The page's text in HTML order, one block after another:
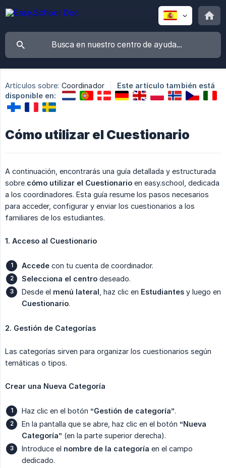
Artículos sobre: Coordinador
Este artículo también está
disponible en:
Cómo utilizar el Cuestionario
A continuación, encontrarás una guía detallada y estructurada
sobre cómo utilizar el Cuestionario en easy.school, dedicada
a los coordinadores. Esta guía resume los pasos necesarios
para acceder, configurar y enviar los cuestionarios a los
familiares de los estudiantes.
1. Acceso al Cuestionario
Accede con tu cuenta de coordinador.
Selecciona el centro deseado.
Desde el menú lateral , haz clic en Estudiantes y luego en
Cuestionario.
2. Gestión de Categorías
Las categorías sirven para organizar los cuestionarios según
temáticas o tipos.
Crear una Nueva Categoría
Haz clic en el botón “Gestión de categoría”.
En la pantalla que se abre, haz clic en el botón “Nueva
Categoría” (en la parte superior derecha).
Introduce el nombre de la categoría en el campo
dedicado.